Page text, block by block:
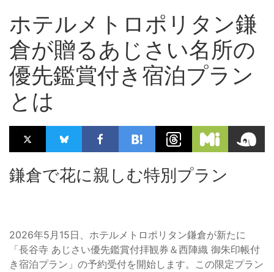
ホテルメトロポリタン鎌
倉が贈るあじさい名所の
優先鑑賞付き宿泊プラン
とは
鎌倉で花に親しむ特別プラン
2026年5月15日、ホテルメトロポリタン鎌倉が新たに
「長谷寺 あじさい優先鑑賞付拝観券＆西陣織 御朱印帳付
き宿泊プラン」の予約受付を開始します。この限定プラン